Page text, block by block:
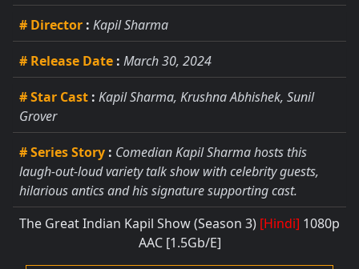
# Director : Kapil Sharma
# Release Date : March 30, 2024
# Star Cast : Kapil Sharma, Krushna Abhishek, Sunil
Grover
# Series Story : Comedian Kapil Sharma hosts this
laugh-out-loud variety talk show with celebrity guests,
hilarious antics and his signature supporting cast.
The Great Indian Kapil Show (Season 3) [Hindi] 1080p
AAC [1.5Gb/E]